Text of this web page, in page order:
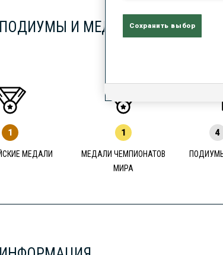
ПОДИУМЫ И МЕДАЛИ
1
МЕДАЛИ
1
МЕДАЛИ ЧЕМПИОНАТОВ
МИРА
4
Сохранить выбор